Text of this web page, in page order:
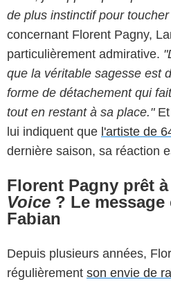
de plus instinctif pour
concernant Florent Pagny,
particulièrement admirative.
que la véritable sagesse est
forme de détachement qui
tout en restant à sa place."
lui indiquent que l'artiste de
dernière saison, sa réaction
Florent Pagny prêt
Voice ? Le message
Fabian
Depuis plusieurs années,
régulièrement son envie de